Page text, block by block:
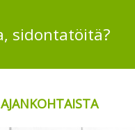
AJANKOHTAISTA